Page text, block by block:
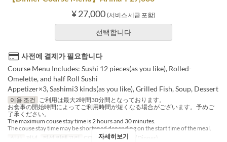
¥ 27,000 (서비스 세금 포함)
선택합니다
사전에 결제가 필요합니다
Course Menu Includes: Sushi 12 pieces(as you like), Rolled-
Omelette, and half Roll Sushi
Appetizer×3, Sashimi3 kinds(as you like), Grilled Fish, Soup, Dessert
이용 조건
ご利用は最大2時間30分間となっております。
お食事の開始時間によってご利用時間が短くなる場合がございます。予めご
了承ください。
The maximum couse stay time is 2 hours and 30 minutes.
The couse stay time may be shortened depending on the start time of the meal.
식사
저녁 좌석 카테고리 COUNTER, ROOM(Dinner)
자세히보기